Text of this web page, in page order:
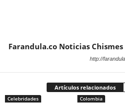
Farandula.co Noticias
http://
Artículos relacionados
Celebridades Colombia